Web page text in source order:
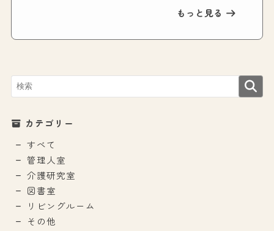
もっと見る
カテゴリー
すべて
管理人室
介護研究室
図書室
リビングルーム
その他